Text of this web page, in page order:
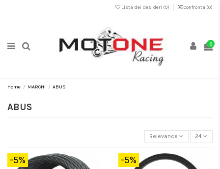
Lista dei desideri (0) Confronta (0)
0
Home MARCHI ABUS
ABUS
Relevance 24
-5% -5%